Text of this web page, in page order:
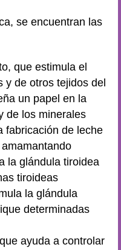
se encuentran las
que estimula el
y de otros tejidos del
un papel en la
de los minerales
fabricación de leche
la glándula tiroidea
tiroideas
la glándula
determinadas
ayuda a controlar